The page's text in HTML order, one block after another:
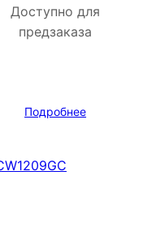
Доступно для
предзаказа
Подробнее